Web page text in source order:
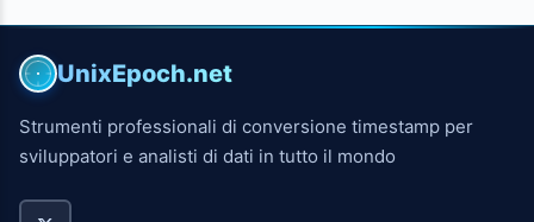
UnixEpoch.net
Strumenti professionali di conversione timestamp per
sviluppatori e analisti di dati in tutto il mondo